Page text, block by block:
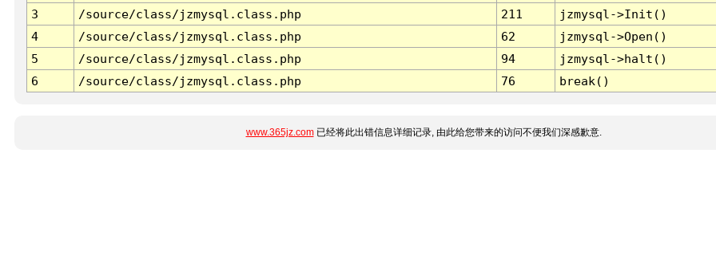
3
/source/class/jzmysql.class.php 211
jzmysql->Init()
4
/source/class/jzmysql.class.php 62
jzmysql->Open()
5
/source/class/jzmysql.class.php 94
jzmysql->halt()
6
/source/class/jzmysql.class.php 76 break()
www.365jz.com已经将此出错信息详细记录, 由此给您带来的访问不便我们深感歉意.